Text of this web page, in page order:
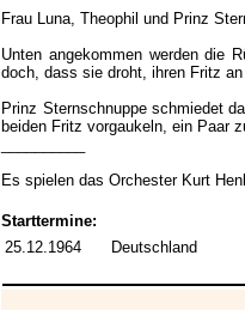
Frau Luna, Theophil und Prinz
Unten angekommen werden die
doch, dass sie droht, ihren Fritz
Prinz Sternschnuppe schmiedet
beiden Fritz vorgaukeln, ein Paar
Es spielen das Orchester Kurt
Starttermine:
25.12.1964
Deutschland